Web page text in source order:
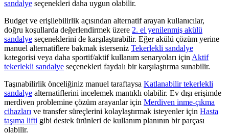
sandalye seçenekleri daha uygun olabilir.
Budget ve erişilebilirlik açısından alternatif arayan kullanıcılar,
doğru koşullarda değerlendirmek üzere 2. el yenilenmiş akülü
sandalye seçeneklerini de karşılaştırabilir. Eğer akülü çözüm yerine
manuel alternatiflere bakmak isterseniz Tekerlekli sandalye
kategorisi veya daha sportif/aktif kullanım senaryoları için Aktif
tekerlekli sandalye seçenekleri faydalı bir karşılaştırma sunabilir.
Taşınabilirlik önceliğiniz manuel taraftaysa Katlanabilir tekerlekli
sandalye alternatiflerini incelemek mantıklı olabilir. Ev dışı erişimde
merdiven problemine çözüm arayanlar için Merdiven inme-çıkma
cihazları ve transfer süreçlerini kolaylaştırmak isteyenler için Hasta
taşıma lifti gibi destek ürünleri de kullanım planının bir parçası
olabilir.